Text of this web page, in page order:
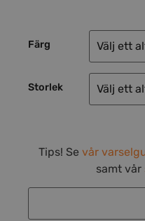
Färg
Storlek
Tips! Se vår
samt vår